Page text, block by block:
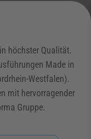
höchster Qualität.
Made in
Westfalen).
mit hervorragender
Gruppe.